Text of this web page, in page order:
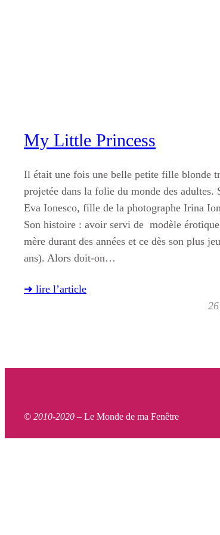
My Little Princess
Il était une fois une belle petite fille blonde
projetée dans la folie du monde des adultes.
Eva Ionesco, fille de la photographe Irina
Son histoire : avoir servi de modèle érotique
mère durant des années et ce dès son plus
ans). Alors doit-on…
➜ lire l’article
© 2010-2020 – Le Monde de ma Fenêtre